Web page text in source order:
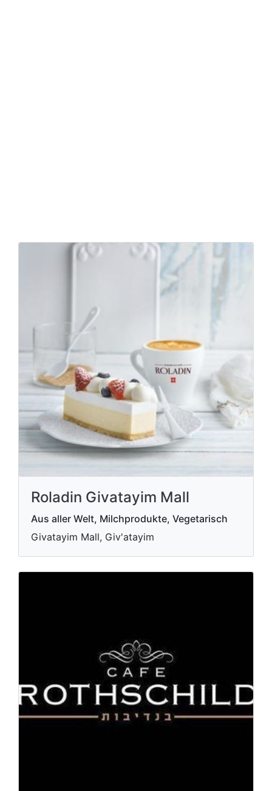
Roladin Givatayim Mall
Aus aller Welt, Milchprodukte, Vegetarisch
Givatayim Mall, Giv'atayim